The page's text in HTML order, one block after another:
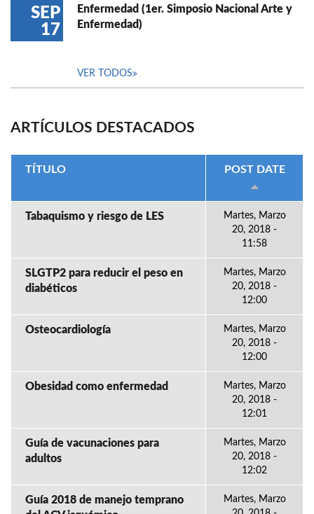
SEP
17
Enfermedad (1er. Simposio Nacional Arte y
Enfermedad)
VER TODOS
ARTÍCULOS DESTACADOS
TÍTULO POST DATE
Tabaquismo y riesgo de LES
Martes, Marzo
20, 2018 -
11:58
SLGTP2 para reducir el peso en
diabéticos
Martes, Marzo
20, 2018 -
12:00
Osteocardiología
Martes, Marzo
20, 2018 -
12:00
Obesidad como enfermedad
Martes, Marzo
20, 2018 -
12:01
Guía de vacunaciones para
adultos
Martes, Marzo
20, 2018 -
12:02
Guía 2018 de manejo temprano
Martes, Marzo